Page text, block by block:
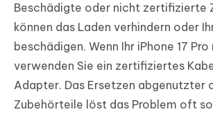
Beschädigte oder nicht zertifizierte
können das Laden verhindern oder
beschädigen. Wenn Ihr iPhone 17
verwenden Sie ein zertifiziertes
Adapter. Das Ersetzen abgenutzter
Zubehörteile löst das Problem oft